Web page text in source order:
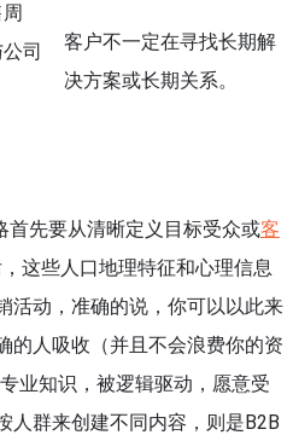
司
客户不一定在寻找长期解
决方案或长期关系。
首先要从清晰定义目标受众或客
这些人口地理特征和心理信息
活动，准确的说，你可以以此来
的人吸收（并且不会浪费你的资
业知识，被逻辑驱动，愿意受
人群来创建不同内容，则是B2B